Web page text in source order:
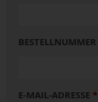
BESTELLNUMMER
E-MAIL-ADRESSE *